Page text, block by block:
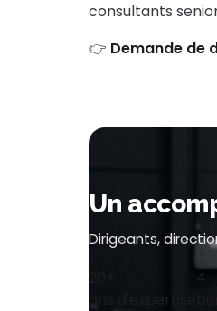
consultants
👉 Demande de
Un
Dirigeants,
ans d'expertise
4